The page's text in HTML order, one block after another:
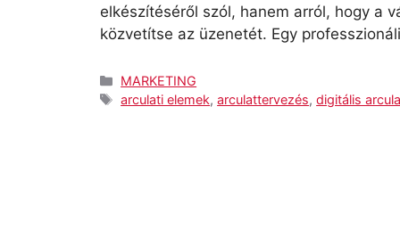
elkészítéséről szól, hanem arról, hogy a
közvetítse az üzenetét. Egy
Kategória
MARKETING
Címkék
arculati elemek,arculattervezés,digitális